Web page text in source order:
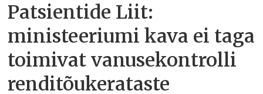
Patsientide Liit:
ministeeriumi kava ei taga
toimivat vanusekontrolli
renditõukerataste